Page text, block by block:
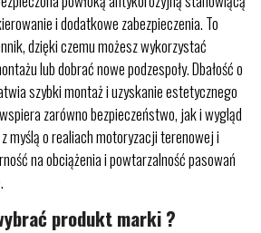
i dodatkowe zabezpieczenia. To
dzięki czemu możesz wykorzystać
lub dobrać nowe podzespoły. Dbałość o
szybki montaż i uzyskanie estetycznego
zarówno bezpieczeństwo, jak i wygląd
myślą o realiach motoryzacji terenowej i
na obciążenia i powtarzalność pasowań
produkt marki ?